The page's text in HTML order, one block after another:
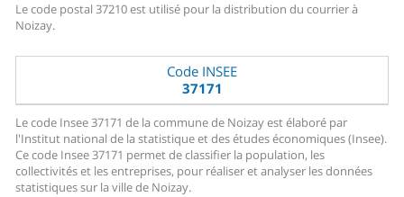
Le code postal 37210 est utilisé pour la distribution du courrier à
Noizay.
Code INSEE
37171
Le code Insee 37171 de la commune de Noizay est élaboré par
l'Institut national de la statistique et des études économiques (Insee).
Ce code Insee 37171 permet de classifier la population, les
collectivités et les entreprises, pour réaliser et analyser les données
statistiques sur la ville de Noizay.